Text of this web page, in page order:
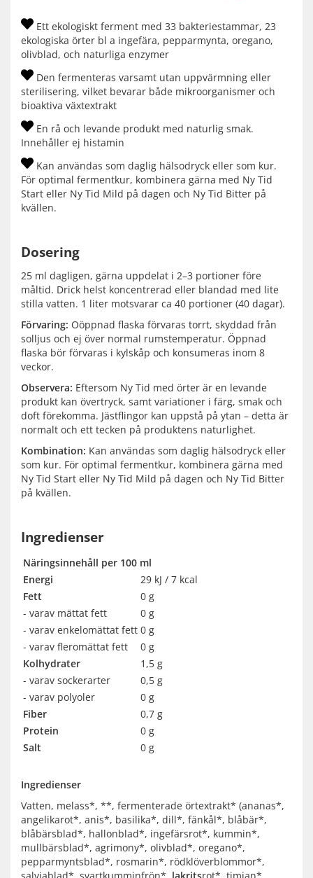
Ett ekologiskt ferment med 33 bakteriestammar, 23
ekologiska örter bl a ingefära, pepparmynta, oregano,
olivblad, och naturliga enzymer
Den fermenteras varsamt utan uppvärmning eller
sterilisering, vilket bevarar både mikroorganismer och
bioaktiva växtextrakt
En rå och levande produkt med naturlig smak.
Innehåller ej histamin
Kan användas som daglig hälsodryck eller som kur.
För optimal fermentkur, kombinera gärna med Ny Tid
Start eller Ny Tid Mild på dagen och Ny Tid Bitter på
kvällen.
Dosering
25 ml dagligen, gärna uppdelat i 2–3 portioner före
måltid. Drick helst koncentrerad eller blandad med lite
stilla vatten. 1 liter motsvarar ca 40 portioner (40 dagar).
Förvaring: Oöppnad flaska förvaras torrt, skyddad från
solljus och ej över normal rumstemperatur. Öppnad
flaska bör förvaras i kylskåp och konsumeras inom 8
veckor.
Observera: Eftersom Ny Tid med örter är en levande
produkt kan övertryck, samt variationer i färg, smak och
doft förekomma. Jästflingor kan uppstå på ytan – detta är
normalt och ett tecken på produktens naturlighet.
Kombination: Kan användas som daglig hälsodryck eller
som kur. För optimal fermentkur, kombinera gärna med
Ny Tid Start eller Ny Tid Mild på dagen och Ny Tid Bitter
på kvällen.
Ingredienser
Näringsinnehåll per 100 ml
Energi
29 kJ / 7 kcal
Fett
0 g
- varav mättat fett
0 g
- varav enkelomättat fett 0 g
- varav fleromättat fett
0 g
Kolhydrater
1,5 g
- varav sockerarter
0,5 g
- varav polyoler
0 g
Fiber
0,7 g
Protein
0 g
Salt
0 g
Ingredienser
Vatten, melass*, **, fermenterade örtextrakt* (ananas*,
angelikarot*, anis*, basilika*, dill*, fänkål*, blåbär*,
blåbärsblad*, hallonblad*, ingefärsrot*, kummin*,
mullbärsblad*, agrimony*, olivblad*, oregano*,
pepparmyntsblad*, rosmarin*, rödklöverblommor*,